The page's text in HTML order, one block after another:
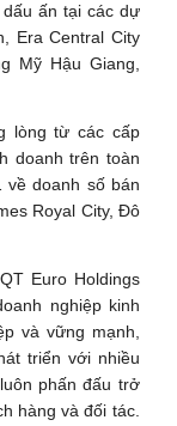
ấn tại các dự
Era Central City
Mỹ Hậu Giang,
lòng từ các cấp
doanh trên toàn
về doanh số bán
Royal City, Đô
Euro Holdings
nghiệp kinh
và vững mạnh,
triển với nhiều
phấn đấu trở
hàng và đối tác.